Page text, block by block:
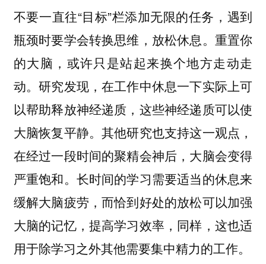
不要一直往“目标”栏添加无限的任务，遇到
瓶颈时要学会转换思维，放松休息。重置你
的大脑，或许只是站起来换个地方走动走
动。研究发现，在工作中休息一下实际上可
以帮助释放神经递质，这些神经递质可以使
大脑恢复平静。其他研究也支持这一观点，
在经过一段时间的聚精会神后，大脑会变得
严重饱和。长时间的学习需要适当的休息来
缓解大脑疲劳，而恰到好处的放松可以加强
大脑的记忆，提高学习效率，同样，这也适
用于除学习之外其他需要集中精力的工作。